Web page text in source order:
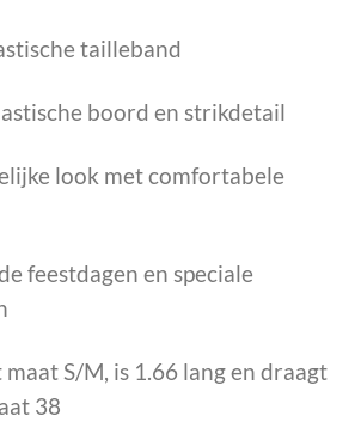
tailleband
boord en strikdetail
look met comfortabele
feestdagen en speciale
S/M, is 1.66 lang en draagt
38